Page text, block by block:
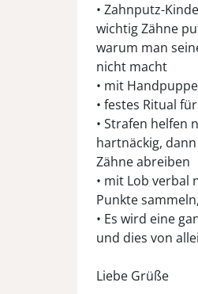
• Zahnputz-
wichtig Zähne
warum man
nicht macht
• mit
• festes Ritual
• Strafen helfen
hartnäckig,
Zähne abreiben
• mit Lob verbal
Punkte
• Es wird eine
und dies von
Liebe Grüße